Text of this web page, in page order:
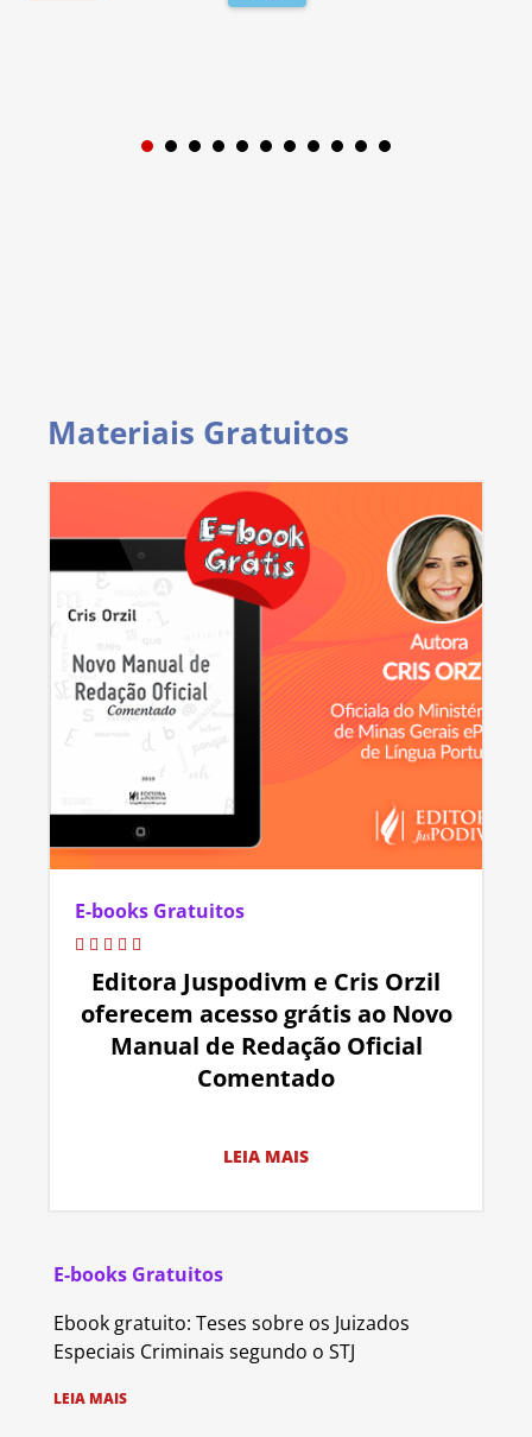
1 2 3
Materiais Gratuitos
E-books Gratuitos
Editora Juspodivm e Cris Orzil
oferecem acesso grátis ao Novo
Manual de Redação Oficial
Comentado
LEIA MAIS
E-books Gratuitos
Ebook gratuito: Teses sobre os Juizados
Especiais Criminais segundo o STJ
LEIA MAIS